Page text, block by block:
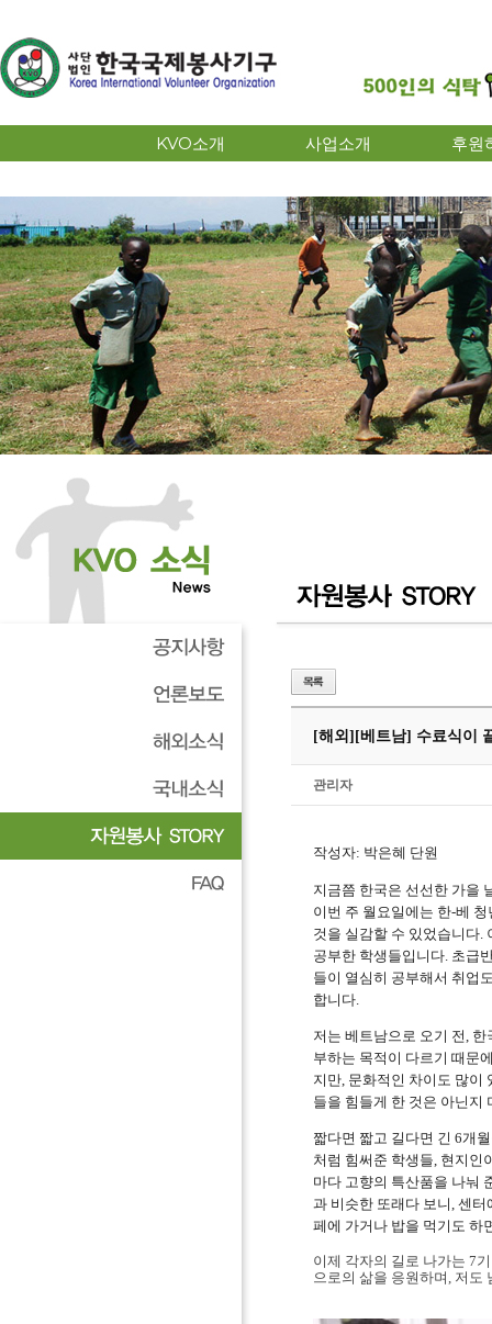
KVO소개 사업소개 후원
[해외] [베트남] 수료식이
관리자
작성자: 박은혜 단원
지금쯤 한국은 선선한 가을
이번 주 월요일에는 한-베 청
것을 실감할 수 있었습니다
공부한 학생들입니다 초급
들이 열심히 공부해서 취업
합니다
저는 베트남으로 오기 전 한
부하는 목적이 다르기 때문
지만 문화적인 차이도 많이
들을 힘들게 한 것은 아닌지
짧다면 짧고 길다면 긴 6개
처럼 힘써준 학생들, 현지인
마다 고향의 특산품을 나눠
과 비슷한 또래다 보니, 센터
페에 가거나 밥을 먹기도 하
이제 각자의 길로 나가는 7
으로의 삶을 응원하며 저도